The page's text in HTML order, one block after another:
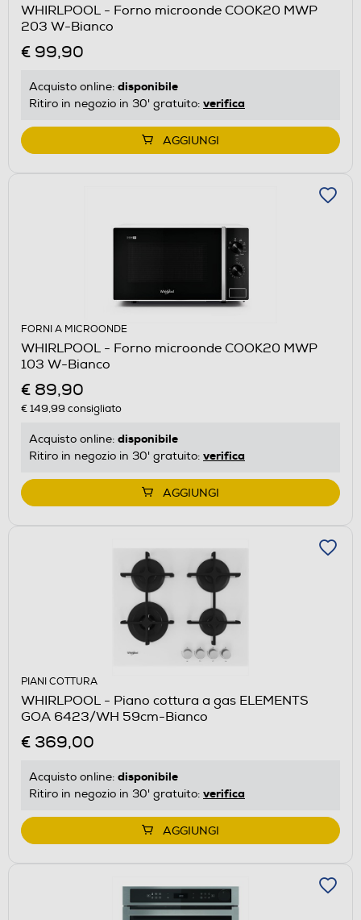
WHIRLPOOL - Forno microonde COOK20 MWP
203 W-Bianco
€ 99,90
Acquisto online: disponibile
Ritiro in negozio in 30' gratuito: verifica
AGGIUNGI
FORNI A MICROONDE
WHIRLPOOL - Forno microonde COOK20 MWP
103 W-Bianco
€ 89,90
€ 149,99 consigliato
Acquisto online: disponibile
Ritiro in negozio in 30' gratuito: verifica
AGGIUNGI
PIANI COTTURA
WHIRLPOOL - Piano cottura a gas ELEMENTS
GOA 6423/WH 59cm-Bianco
€ 369,00
Acquisto online: disponibile
Ritiro in negozio in 30' gratuito: verifica
AGGIUNGI